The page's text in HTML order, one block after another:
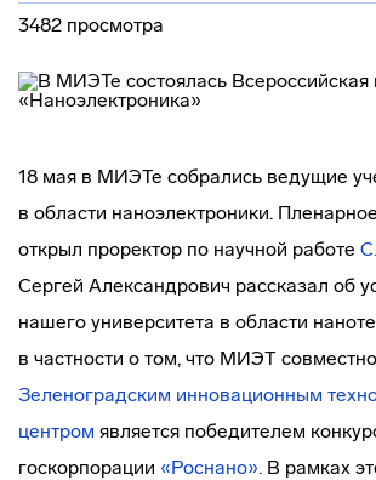
3482 просмотра
18 мая в МИЭТе собрались ведущие
в области наноэлектроники.
открыл проректор по научной работе
Сергей Александрович рассказал об
нашего университета в области
в частности о том, что МИЭТ
Зеленоградским инновационным
центром является победителем
госкорпорации «Роснано». В рамках